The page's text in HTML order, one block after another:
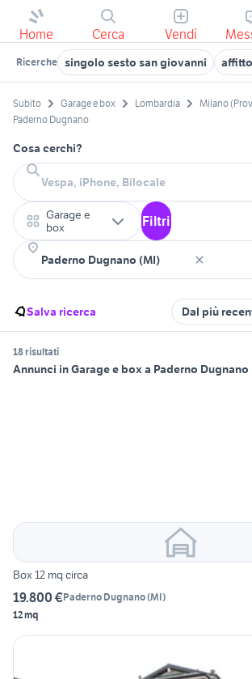
Home Cerca Vendi
Ricerche singolo sesto san giovanni
Subito Garage e box Lombardia
Milano
Paderno Dugnano
Cosa cerchi?
Garage e
box
Filtri
Salva ricerca Dal più
18 risultati
Annunci in Garage e box a Paderno Dugnano
Box 12 mq circa
19.800 €Paderno Dugnano(MI)
12 mq